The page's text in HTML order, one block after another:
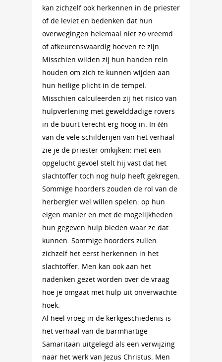
kan zichzelf ook herkennen in de priester
of de leviet en bedenken dat hun
overwegingen helemaal niet zo vreemd
of afkeurenswaardig hoeven te zijn.
Misschien wilden zij hun handen rein
houden om zich te kunnen wijden aan
hun heilige plicht in de tempel.
Misschien calculeerden zij het risico van
hulpverlening met gewelddadige rovers
in de buurt terecht erg hoog in. In één
van de vele schilderijen van het verhaal
zie je de priester omkijken: met een
opgelucht gevoel stelt hij vast dat het
slachtoffer toch nog hulp heeft gekregen.
Sommige hoorders zouden de rol van de
herbergier wel willen spelen: op hun
eigen manier en met de mogelijkheden
hun gegeven hulp bieden waar ze dat
kunnen. Sommige hoorders zullen
zichzelf het eerst herkennen in het
slachtoffer. Men kan ook aan het
nadenken gezet worden over de vraag
hoe je omgaat met hulp uit onverwachte
hoek.
Al heel vroeg in de kerkgeschiedenis is
het verhaal van de barmhartige
Samaritaan uitgelegd als een verwijzing
naar het werk van Jezus Christus. Men